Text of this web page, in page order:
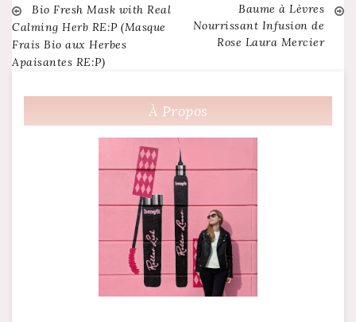
Navigation
de
l’article
Bio Fresh Mask with Real
Calming Herb RE:P (Masque
Frais Bio aux Herbes
Apaisantes RE:P)
Baume à Lèvres
Nourrissant Infusion de
Rose Laura Mercier
À Propos